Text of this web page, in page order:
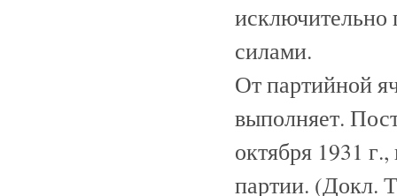
исключительно
силами.
От партийной
выполняет.
октября 1931
партии. (Докл.